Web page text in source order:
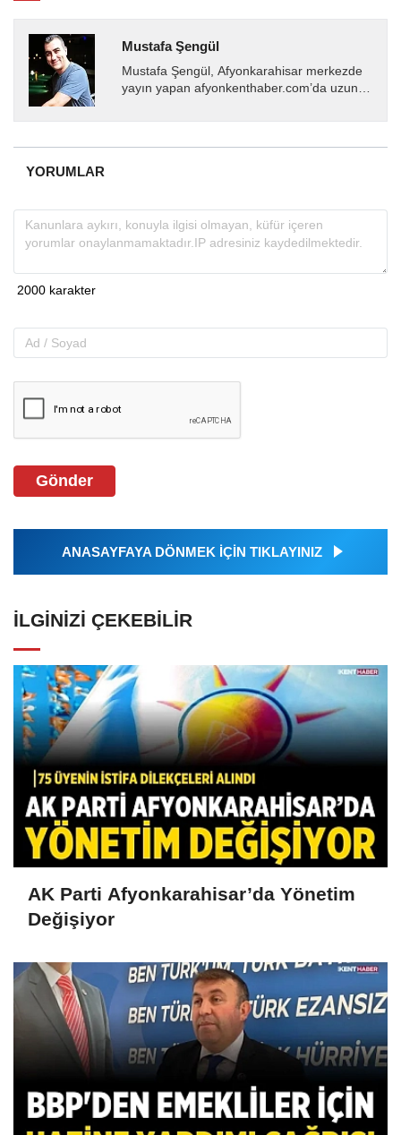
Mustafa Şengül
Mustafa Şengül, Afyonkarahisar merkezde
yayın yapan afyonkenthaber.com’da uzun
almakta, haber akışı...
YORUMLAR
Gönder
ANASAYFAYA DÖNMEK İÇİN TIKLAYINIZ
İLGINIZI ÇEKEBILIR
AK Parti Afyonkarahisar’da Yönetim
Değişiyor